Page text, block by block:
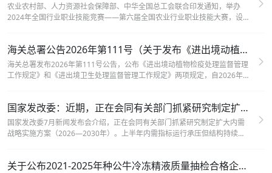
农业农村部、人力资源社会保障部、中华全国总工会联合印发通知，举办
2024年全国行业职业技能竞赛——第六届全国农业行业职业技能大赛，设农
海关总署公告2026年第111号（关于发布《进出境动植物检疫处理监督管理工作规定》《进出境卫生处理监督管理工作规定》的公告）
海关总署发布2026年第111号公告，公布《进出境动植物检疫处理监督管理
工作规定》和《进出境卫生处理监督管理工作规定》两项规定，自2026年9
国家发改委：近期，正在会同有关部门抓紧研究制定扩大内需战略实施方案（2026-2030年）
国家发改委7月新闻发布会介绍，正在会同有关部门抓紧研究制定扩大内需
战略实施方案（2026—2030年）。上半年内需指标运行承压但结构持续优
关于公布2021-2025年种公牛冷冻精液质量抽检合格企业名单的通知